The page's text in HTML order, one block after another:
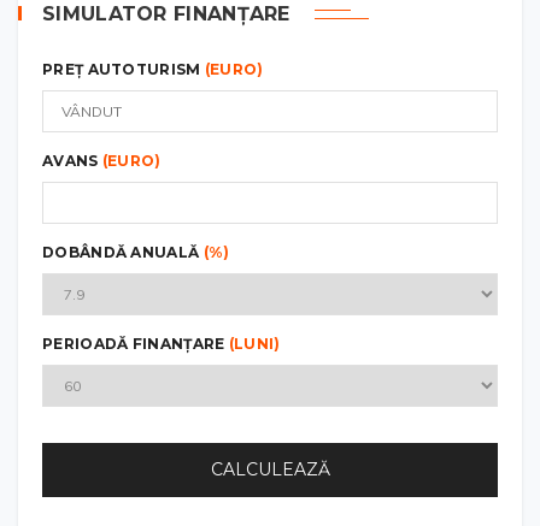
SIMULATOR FINANȚARE
PREȚ AUTOTURISM (EURO)
AVANS (EURO)
DOBÂNDĂ ANUALĂ (%)
PERIOADĂ FINANȚARE (LUNI)
CALCULEAZĂ